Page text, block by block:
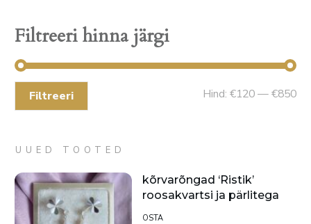
Filtreeri hinna järgi
Filtreeri Hind: €120—€850
UUED TOOTED
kõrvarõngad ‘Ristik’
roosakvartsi ja pärlitega
OSTA